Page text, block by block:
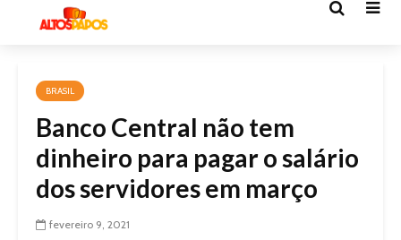
BRASIL
Banco Central não tem
dinheiro para pagar o salário
dos servidores em março
fevereiro 9, 2021